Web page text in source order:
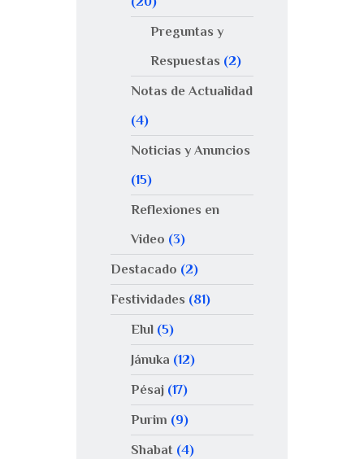
Preguntas y
Respuestas (2)
Notas de Actualidad
(4)
Noticias y Anuncios
(15)
Reflexiones en
Video (3)
Destacado (2)
Festividades (81)
Elul(5)
Jánuka (12)
Pésaj(17)
Purim (9)
Shabat(4)